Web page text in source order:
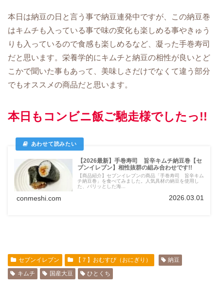
本日は納豆の日と言う事で納豆連発中ですが、この納豆巻
はキムチも入っている事で味の変化も楽しめる事やきゅう
りも入っているので食感も楽しめるなど、凝った手巻寿司
だと思います。栄養学的にキムチと納豆の相性が良いとど
こかで聞いた事もあって、美味しさだけでなくて違う部分
でもオススメの商品だと思います。
本日もコンビニ飯ご馳走様でしたっ!!
【2026最新】手巻寿司 旨辛キムチ納豆巻【セ
ブンイレブン】相性抜群の組み合わせです!!
【商品紹介】セブンイレブンの商品「手巻寿司 旨辛キム
チ納豆巻」を食べてみました。人気具材の納豆を使用し
た、パリッとした海...
conmeshi.com 2026.03.01
セブンイレブン 【７】おむすび（おにぎり）
納豆
キムチ
国産大豆 ひとくち